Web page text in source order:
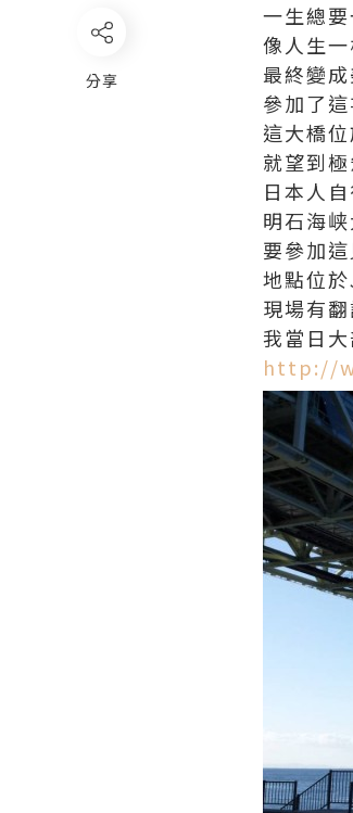
分享
一生總
像人生
最終變
參加了
這大橋
就望到
日本人
明石海
要參加
地點位
現場有
我當日
http://